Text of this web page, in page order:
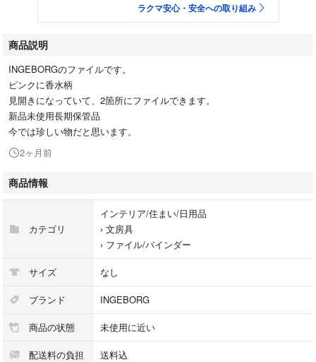
ラクマ安心・安全への取り組み
商品説明
INGEBORGのファイルです。
ピンクに香水柄
見開きになっていて、2箇所にファイルできます。
新品未使用長期保管品
今では珍しい物だと思います。
2ヶ月前
商品情報
カテゴリ
インテリア/住まい/日用品
› 文房具
› ファイル/バインダー
サイズ なし
ブランド INGEBORG
商品の状態 未使用に近い
配送料の負担 送料込